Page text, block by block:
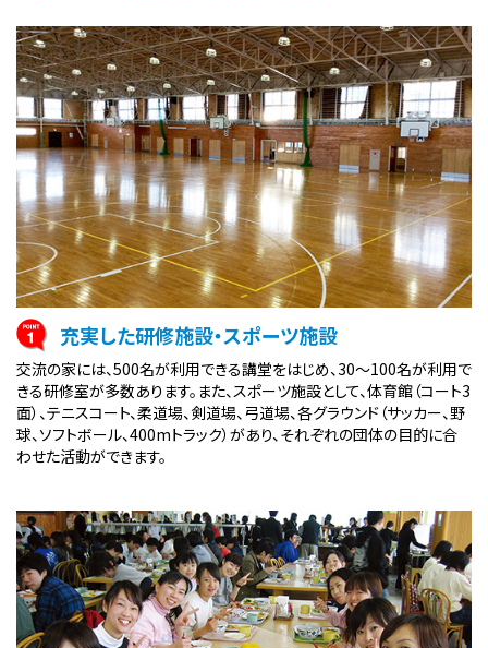
充実した研修施設・スポーツ施設
交流の家には、500名が利用できる講堂をはじめ、30～100名が利用で
きる研修室が多数あります。また、スポーツ施設として、体育館（コート3
面）、テニスコート、柔道場、剣道場、弓道場、各グラウンド（サッカー、野
球、ソフトボール、400mトラック）があり、それぞれの団体の目的に合
わせた活動ができます。